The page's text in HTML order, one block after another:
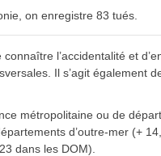
on enregistre 83 tués.
l’accidentalité et
Il s’agit également
métropolitaine ou de
d’outre-mer (+
dans les DOM).